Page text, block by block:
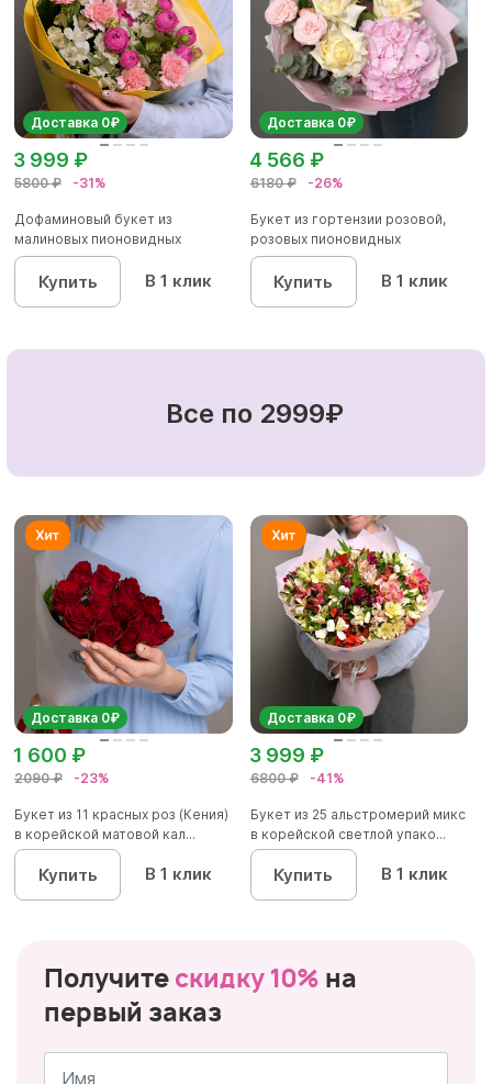
Доставка 0₽
5800 ₽ -31%
3 999 ₽
Дофаминовый букет из
малиновых пионовидных
кустовых роз...
Купить В 1 клик
Доставка 0₽
6180 ₽ -26%
4 566 ₽
Букет из гортензии розовой,
розовых пионовидных
кустовы...
Купить В 1 клик
Все по 2999₽
Доставка 0₽
2090 ₽ -23%
1 600 ₽
Букет из 11 красных роз (Кения)
в корейской матовой кал...
Купить В 1 клик
Доставка 0₽
6800 ₽ -41%
3 999 ₽
Букет из 25 альстромерий микс
в корейской светлой упако...
Купить В 1 клик
Получите скидку 10% на
первый заказ